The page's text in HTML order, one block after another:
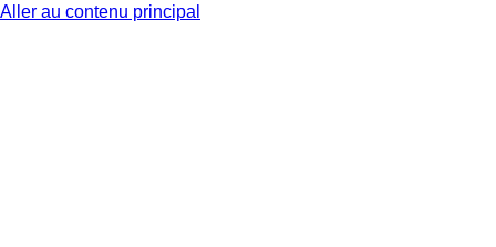
Aller au contenu principal